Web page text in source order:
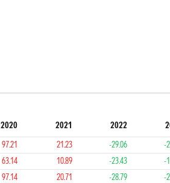
2020 2021 2022
97.21 21.23 -29.06
-
63.14 10.89 -23.43
-
97.14 20.71 -28.79
-